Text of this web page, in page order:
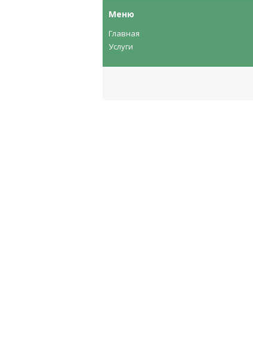
Меню
Главная
Услуги